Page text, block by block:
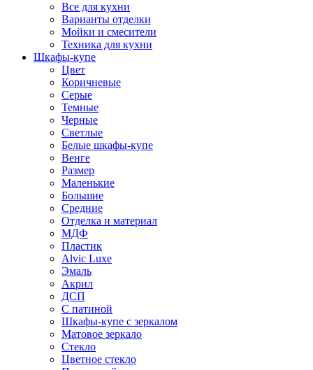
Все для кухни
Варианты отделки
Мойки и смесители
Техника для кухни
Шкафы-купе
Цвет
Коричневые
Серые
Темные
Черные
Светлые
Белые шкафы-купе
Венге
Размер
Маленькие
Большие
Средние
Отделка и материал
МДФ
Пластик
Alvic Luxe
Эмаль
Акрил
ДСП
С патиной
Шкафы-купе с зеркалом
Матовое зеркало
Стекло
Цветное стекло